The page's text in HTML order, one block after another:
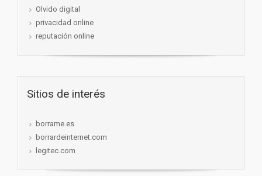
Olvido digital
privacidad online
reputación online
Sitios de interés
borrame.es
borrardeinternet.com
legitec.com